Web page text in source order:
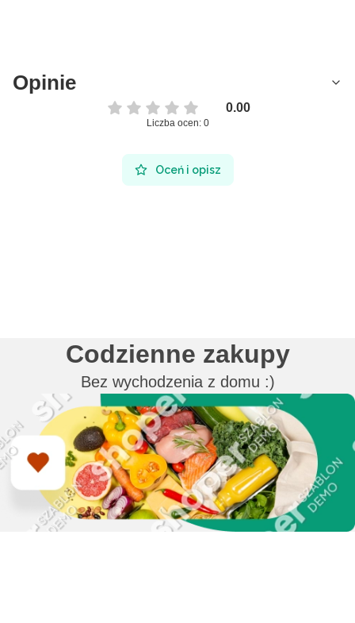
Opinie
0.00
Liczba ocen: 0
Oceń i opisz
Codzienne zakupy
Bez wychodzenia z domu :)